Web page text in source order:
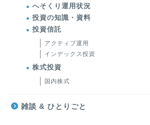
へそくり運用状況
投資の知識・資料
投資信託
アクティブ運用
インデックス投資
株式投資
国内株式
雑談 & ひとりごと